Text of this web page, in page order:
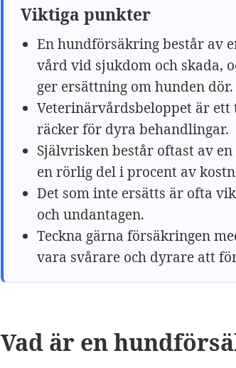
Viktiga punkter
En hundförsäkring består av
vård vid sjukdom och skada,
ger ersättning om hunden dör.
Veterinärvårdsbeloppet är
räcker för dyra behandlingar.
Självrisken består oftast av
en rörlig del i procent av
Det som inte ersätts är ofta
och undantagen.
Teckna gärna försäkringen
vara svårare och dyrare att
Vad är en